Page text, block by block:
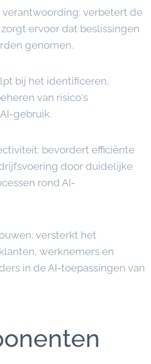
verantwoording: verbetert de
ervoor dat beslissingen
genomen.
bij het identificeren,
van risico's
gebruik.
bevordert efficiënte
door duidelijke
rond AI-
versterkt het
werknemers en
in de AI-toepassingen van